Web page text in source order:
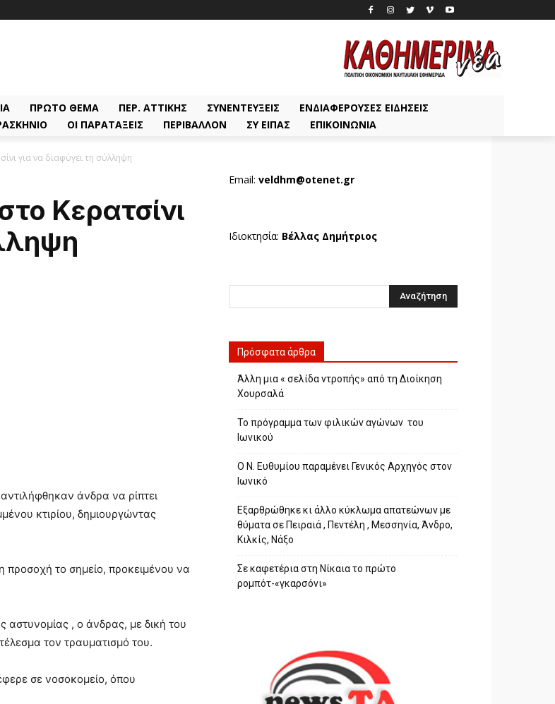
ΠΡΏΤΟ ΘΈΜΑ ΠΕΡ. ΑΤΤΙΚΉΣ ΣΥΝΕΝΤΕΎΞΕΙΣ
ΕΝΔΙΑΦΈΡΟΥΣΕΣ ΕΙΔΉΣΕΙΣ
ΟΙ ΠΑΡΑΤΆΞΕΙΣ ΠΕΡΙΒΆΛΛΟΝ ΣΥ ΕΊΠΑΣ ΕΠΙΚΟΙΝΩΝΊΑ
για να διαφύγει τη σύλληψη
Κερατσίνι
άνδρα να ρίπτει
κτιρίου, δημιουργώντας
προσοχή το σημείο, προκειμένου να
, ο άνδρας, με δική του
τον τραυματισμό του.
σε νοσοκομείο, όπου
Email: veldhm@otenet.gr
Ιδιοκτησία: Βέλλας Δημήτριος
Πρόσφατα άρθρα
Άλλη μια « σελίδα ντροπής» από τη Διοίκηση
Χουρσαλά
Το πρόγραμμα των φιλικών αγώνων του
Ιωνικού
Ο Ν. Ευθυμίου παραμένει Γενικός Αρχηγός στον
Ιωνικό
Εξαρθρώθηκε κι άλλο κύκλωμα απατεώνων με
θύματα σε Πειραιά , Πεντέλη , Μεσσηνία, Άνδρο,
Κιλκίς, Νάξο
Σε καφετέρια στη Νίκαια το πρώτο
ρομπότ-«γκαρσόνι»